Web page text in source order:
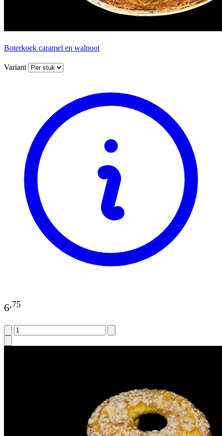
Boterkoek caramel en walnoot
Variant
6,75